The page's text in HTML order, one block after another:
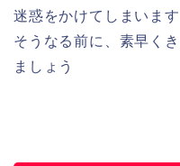
迷惑をかけてしまいます
そうなる前に、素早く
ましょう